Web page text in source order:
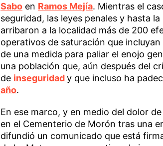
Saboen Ramos Mejía. Mientras el
seguridad, las leyes penales y hasta
arribaron a la localidad más de 200
operativos de saturación que
de una medida para paliar el enojo
una población que, aún después del
de inseguridady que incluso ha
año.
En ese marco, y en medio del dolor
en el Cementerio de Morón tras una
difundió un comunicado que está